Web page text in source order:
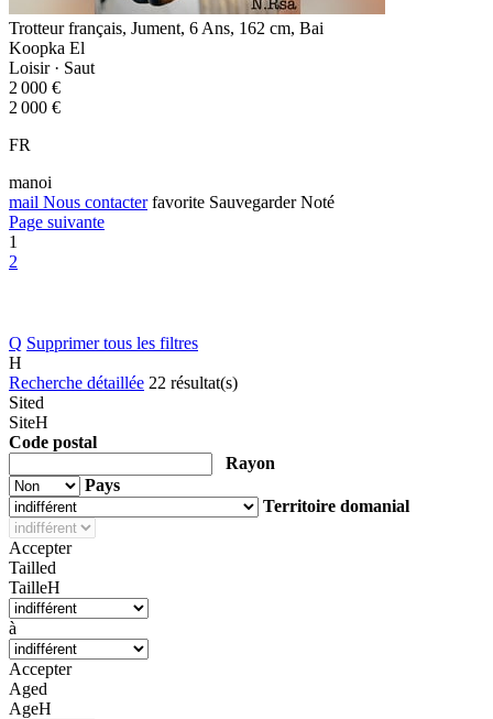
Trotteur français, Jument, 6 Ans, 162 cm, Bai
Koopka El
Loisir · Saut
2 000 €
2 000 €
FR
manoi
mail Nous contacter favorite Sauvegarder Noté
Page suivante
1
2
Q Supprimer tous les filtres
H
Recherche détaillée 22 résultat(s)
Sited
SiteH
Code postal
Rayon
Pays
Territoire domanial
Accepter
Tailled
TailleH
à
Accepter
Aged
AgeH